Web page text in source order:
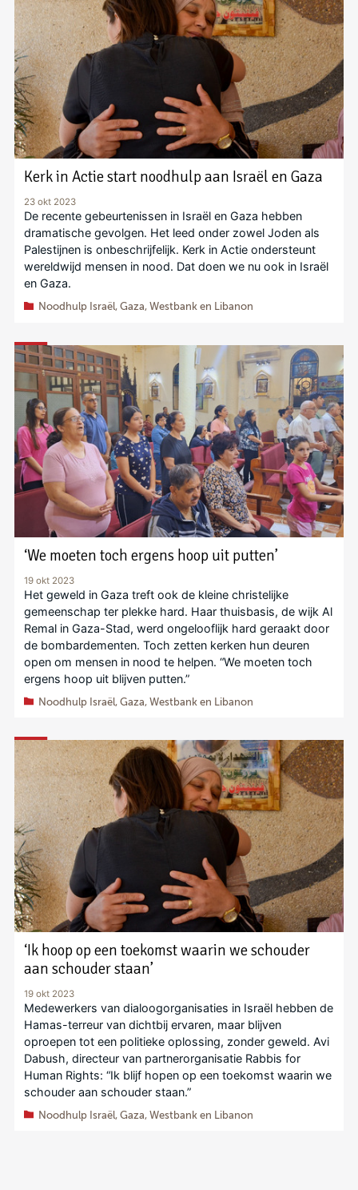
Kerk in Actie start noodhulp aan Israël en Gaza
23 okt 2023
De recente gebeurtenissen in Israël en Gaza hebben
dramatische gevolgen. Het leed onder zowel Joden als
Palestijnen is onbeschrijfelijk. Kerk in Actie ondersteunt
wereldwijd mensen in nood. Dat doen we nu ook in Israël
en Gaza.
Noodhulp Israël, Gaza, Westbank en Libanon
‘We moeten toch ergens hoop uit putten’
19 okt 2023
Het geweld in Gaza treft ook de kleine christelijke
gemeenschap ter plekke hard. Haar thuisbasis, de wijk Al
Remal in Gaza-Stad, werd ongelooflijk hard geraakt door
de bombardementen. Toch zetten kerken hun deuren
open om mensen in nood te helpen. “We moeten toch
ergens hoop uit blijven putten.”
Noodhulp Israël, Gaza, Westbank en Libanon
‘Ik hoop op een toekomst waarin we schouder
aan schouder staan’
19 okt 2023
Medewerkers van dialoogorganisaties in Israël hebben de
Hamas-terreur van dichtbij ervaren, maar blijven
oproepen tot een politieke oplossing, zonder geweld. Avi
Dabush, directeur van partnerorganisatie Rabbis for
Human Rights: “Ik blijf hopen op een toekomst waarin we
schouder aan schouder staan.”
Noodhulp Israël, Gaza, Westbank en Libanon